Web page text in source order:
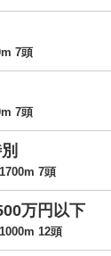
7頭
7頭
7頭
万円以下
12頭